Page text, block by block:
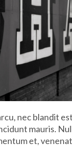
nec blandit
mauris.
et,